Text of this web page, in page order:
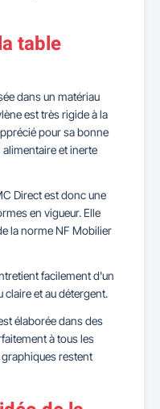
table
dans un matériau
est très rigide à la
pour sa bonne
et inerte
Direct est donc une
en vigueur. Elle
la norme NF Mobilier
facilement d'un
claire et au détergent.
élaborée dans des
à tous les
restent